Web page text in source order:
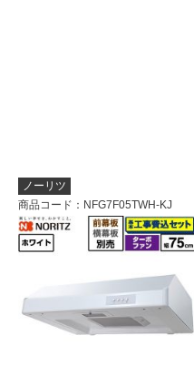
ノーリツ
商品コード ：NFG7F05TWH-KJ